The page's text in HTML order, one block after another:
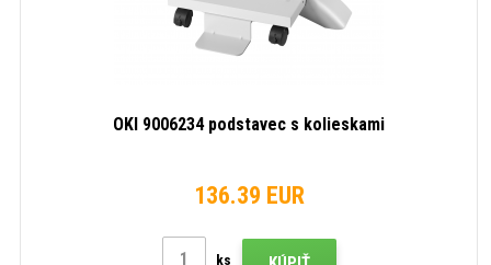
OKI 9006234 podstavec s kolieskami
136.39 EUR
ks